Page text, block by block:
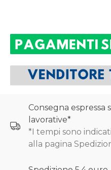
Consegna espressa
lavorative*
*I tempi sono
alla pagina